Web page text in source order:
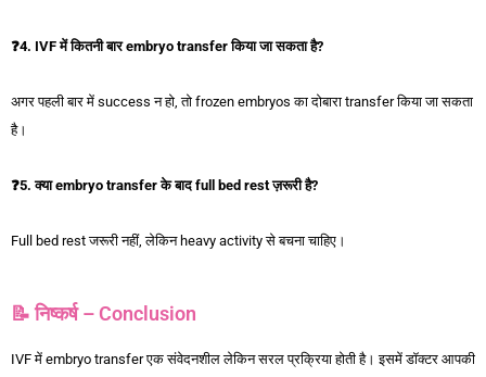
❓4. IVF में कितनी बार embryo transfer किया जा सकता है?
अगर पहली बार में success न हो, तो frozen embryos का दोबारा transfer किया जा सकता
है।
❓5. क्या embryo transfer के बाद full bed rest ज़रूरी है?
Full bed rest जरूरी नहीं, लेकिन heavy activity से बचना चाहिए।
📝 निष्कर्ष – Conclusion
IVF में embryo transfer एक संवेदनशील लेकिन सरल प्रक्रिया होती है। इसमें डॉक्टर आपकी